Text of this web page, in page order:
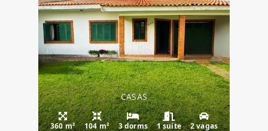
CASAS
360 m² 104 m² 3 dorms 1 suíte 2 vagas